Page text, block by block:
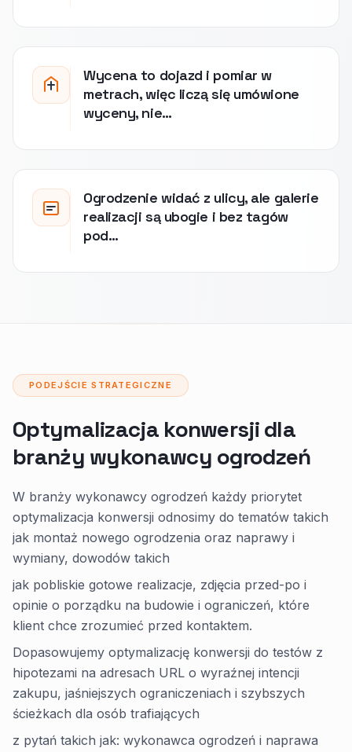
Wycena to dojazd i pomiar w
metrach, więc liczą się umówione
wyceny, nie…
Ogrodzenie widać z ulicy, ale galerie
realizacji są ubogie i bez tagów
pod…
PODEJŚCIE STRATEGICZNE
Optymalizacja konwersji dla
branży wykonawcy ogrodzeń
W branży wykonawcy ogrodzeń każdy priorytet
optymalizacja konwersji odnosimy do tematów takich
jak montaż nowego ogrodzenia oraz naprawy i
wymiany, dowodów takich
jak pobliskie gotowe realizacje, zdjęcia przed-po i
opinie o porządku na budowie i ograniczeń, które
klient chce zrozumieć przed kontaktem.
Dopasowujemy optymalizację konwersji do testów z
hipotezami na adresach URL o wyraźnej intencji
zakupu, jaśniejszych ograniczeniach i szybszych
ścieżkach dla osób trafiających
z pytań takich jak: wykonawca ogrodzeń i naprawa